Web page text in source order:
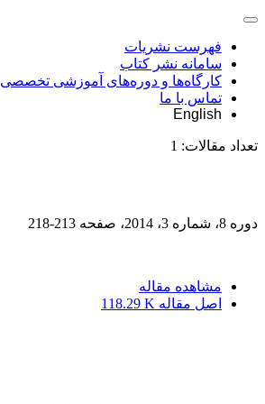
فهرست نشریات
سامانه نشر کتاب
کارگاه‌ها و دوره‌های آموزشی تخصصی
تماس با ما
English
تعداد مقالات: 1
دوره 8، شماره 3، 2014، صفحه 213-218
مشاهده مقاله
اصل مقاله 118.29 K